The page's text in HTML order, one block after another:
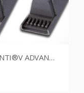
CONTI®V ADVANCE SPZ1662CR